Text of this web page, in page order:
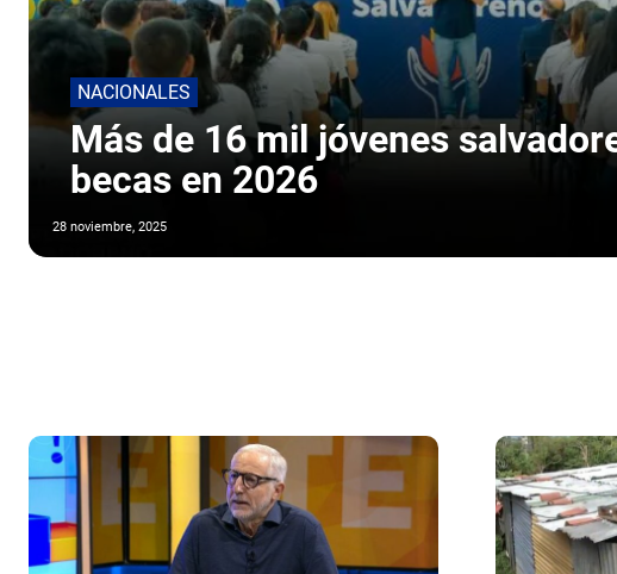
NACIONALES
Más de 16 mil jóvenes
becas en 2026
28 noviembre, 2025